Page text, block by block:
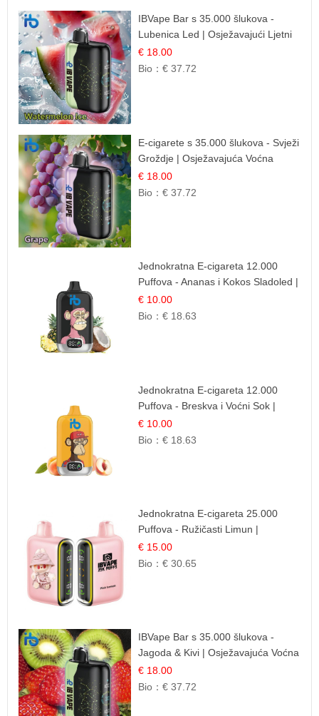
IBVape Bar s 35.000 šlukova -
Lubenica Led | Osježavajući Ljetni
Okus
€ 18.00
Bio：€ 37.72
E-cigarete s 35.000 šlukova - Svježi
Groždje | Osježavajuća Voćna
Aroma
€ 18.00
Bio：€ 37.72
Jednokratna E-cigareta 12.000
Puffova - Ananas i Kokos Sladoled |
Tropski Desert
€ 10.00
Bio：€ 18.63
Jednokratna E-cigareta 12.000
Puffova - Breskva i Voćni Sok |
Osježavajuća Voćna Mješavina
€ 10.00
Bio：€ 18.63
Jednokratna E-cigareta 25.000
Puffova - Ružičasti Limun |
Osježavajuća Citrusna Aroma
€ 15.00
Bio：€ 30.65
IBVape Bar s 35.000 šlukova -
Jagoda & Kivi | Osježavajuća Voćna
Mješavina
€ 18.00
Bio：€ 37.72